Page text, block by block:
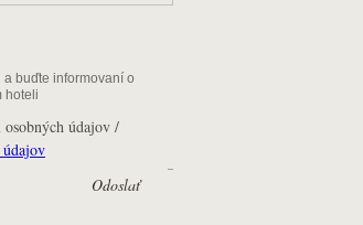
buďte informovaní o
hoteli
údajov /
údajov